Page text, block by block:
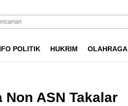
POLITIK HUKRIM OLAHRAGA
Non ASN Takalar